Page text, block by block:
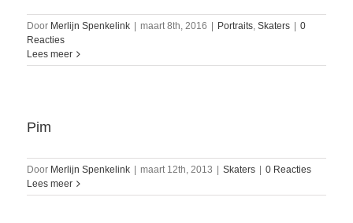
Door Merlijn Spenkelink maart 8th, 2016 Portraits, Skaters
0
Reacties
Lees meer
Pim
Door Merlijn Spenkelink maart 12th, 2013 Skaters
0 Reacties
Lees meer